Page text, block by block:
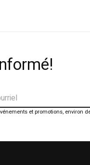
et promotions, environ